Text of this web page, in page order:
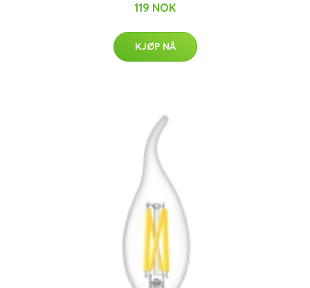
119 NOK
KJØP NÅ